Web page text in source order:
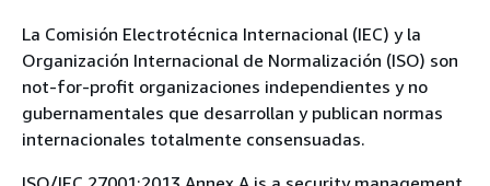
La Comisión Electrotécnica Internacional (IEC) y la
Organización Internacional de Normalización (ISO) son
not-for-profit organizaciones independientes y no
gubernamentales que desarrollan y publican normas
internacionales totalmente consensuadas.